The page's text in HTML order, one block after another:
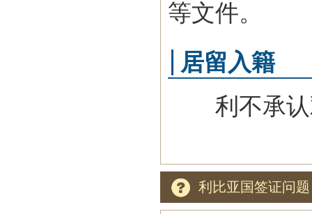
等文件。
居留入籍
利不承认
利比亚国签证问题